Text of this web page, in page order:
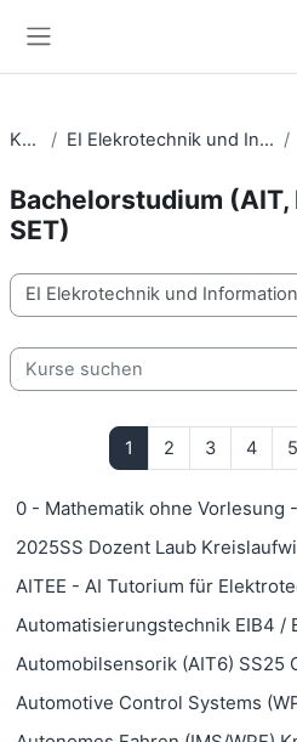
Kurse EI Elekrotechnik und Informationstechnik
Bachelorstudium (AIT,
SET)
Kursbereiche
Kurse suchen
1 Seite 1
2Seite 2
3Seite 3
4Seite5
0 - Mathematik ohne Vorlesung
2025SS Dozent Laub
AITEE - AI Tutorium für
Automatisierungstechnik EIB4 /
Automobilsensorik (AIT6) SS25
Automotive Control Systems